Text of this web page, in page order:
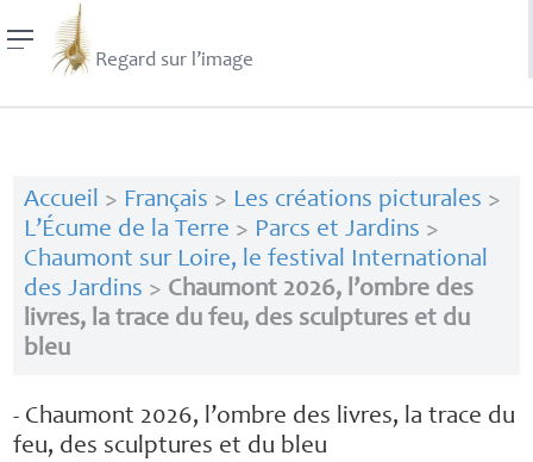
Regard sur l’image
Accueil > Français > Les créations picturales >
L’Écume de la Terre > Parcs et Jardins >
Chaumont sur Loire, le festival International
des Jardins > Chaumont 2026, l’ombre des
livres, la trace du feu, des sculptures et du
bleu
- Chaumont 2026, l’ombre des livres, la trace du
feu, des sculptures et du bleu